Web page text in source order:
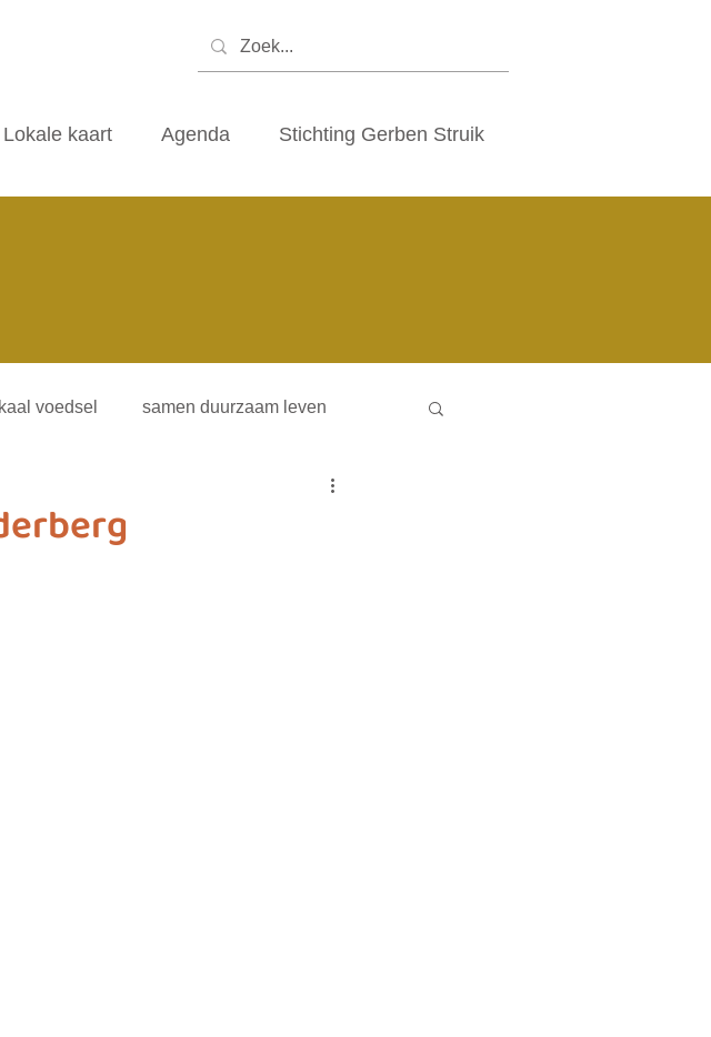
Lokale kaart Agenda Stichting Gerben Struik
voedsel samen duurzaam leven